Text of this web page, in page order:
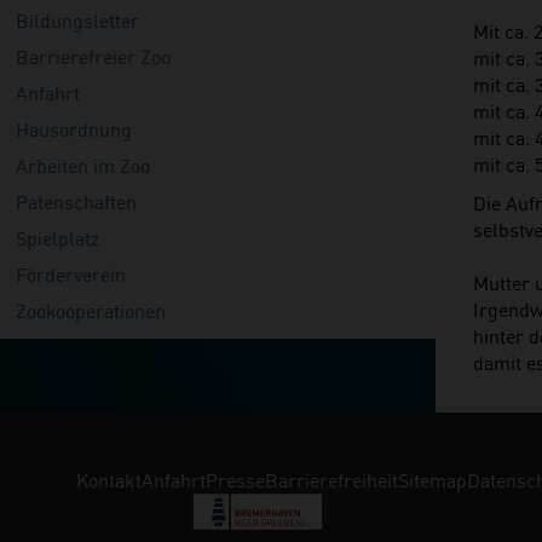
Bildungsletter
Barrierefreier Zoo
Anfahrt
Hausordnung
Arbeiten im Zoo
Patenschaften
Spielplatz
Förderverein
Zookooperationen
Mit ca.
mit ca.
mit ca.
mit ca.
mit ca.
mit ca.
Die
Mutter
hinter
damit
Navigation überspringen
KontaktAnfahrtPresseBarrierefreiheitSitemap